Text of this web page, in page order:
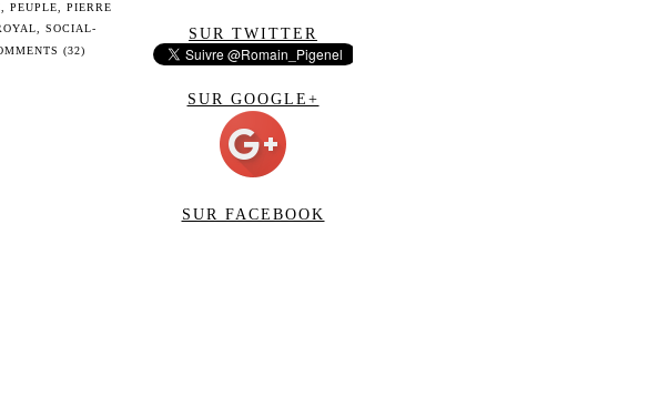
PEUPLE
PIERRE
SOCIAL-
(32)
SUR TWITTER
SUR GOOGLE+
SUR FACEBOOK